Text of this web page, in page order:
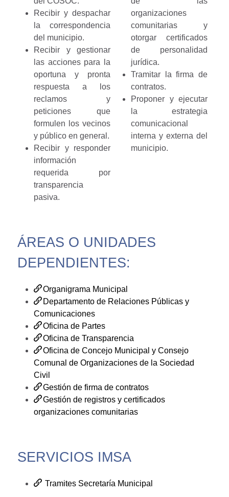
Recibir y despachar
la correspondencia
del municipio.
Recibir y gestionar
las acciones para la
oportuna y pronta
respuesta a los
reclamos y
peticiones que
formulen los vecinos
y público en general.
Recibir y responder
información
requerida por
transparencia
pasiva.
organizaciones
comunitarias y
otorgar certificados
de personalidad
jurídica.
Tramitar la firma de
contratos.
Proponer y ejecutar
la estrategia
comunicacional
interna y externa del
municipio.
ÁREAS O UNIDADES
DEPENDIENTES:
Organigrama Municipal
Departamento de Relaciones Públicas y
Comunicaciones
Oficina de Partes
Oficina de Transparencia
Oficina de Concejo Municipal y Consejo
Comunal de Organizaciones de la Sociedad
Civil
Gestión de firma de contratos
Gestión de registros y certificados
organizaciones comunitarias
SERVICIOS IMSA
Tramites Secretaría Municipal